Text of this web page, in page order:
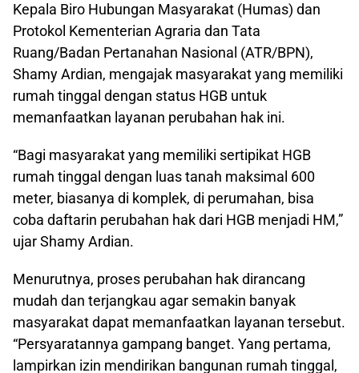
Kepala Biro Hubungan Masyarakat (Humas) dan
Protokol Kementerian Agraria dan Tata
Ruang/Badan Pertanahan Nasional (ATR/BPN),
Shamy Ardian, mengajak masyarakat yang memiliki
rumah tinggal dengan status HGB untuk
memanfaatkan layanan perubahan hak ini.
“Bagi masyarakat yang memiliki sertipikat HGB
rumah tinggal dengan luas tanah maksimal 600
meter, biasanya di komplek, di perumahan, bisa
coba daftarin perubahan hak dari HGB menjadi HM,”
ujar Shamy Ardian.
Menurutnya, proses perubahan hak dirancang
mudah dan terjangkau agar semakin banyak
masyarakat dapat memanfaatkan layanan tersebut.
“Persyaratannya gampang banget. Yang pertama,
lampirkan izin mendirikan bangunan rumah tinggal,